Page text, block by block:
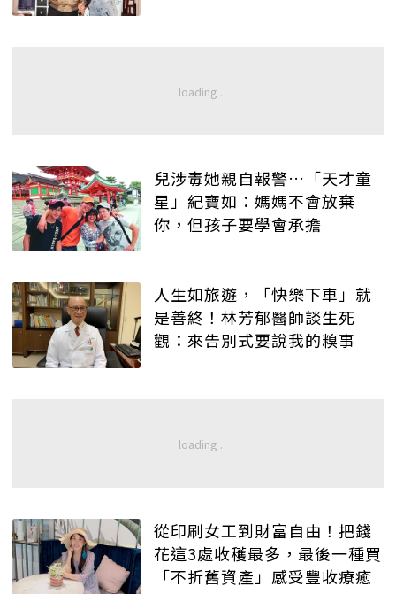
兒涉毒她親自報警…「天才童
星」紀寶如：媽媽不會放棄
你，但孩子要學會承擔
人生如旅遊，「快樂下車」就
是善終！林芳郁醫師談生死
觀：來告別式要說我的糗事
從印刷女工到財富自由！把錢
花這3處收穫最多，最後一種買
「不折舊資產」感受豐收療癒